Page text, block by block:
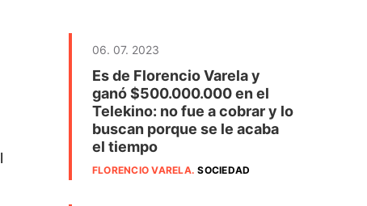
06. 07. 2023
Es de Florencio Varela y
ganó $500.000.000 en el
Telekino: no fue a cobrar y lo
buscan porque se le acaba
el tiempo
FLORENCIO VARELA.SOCIEDAD